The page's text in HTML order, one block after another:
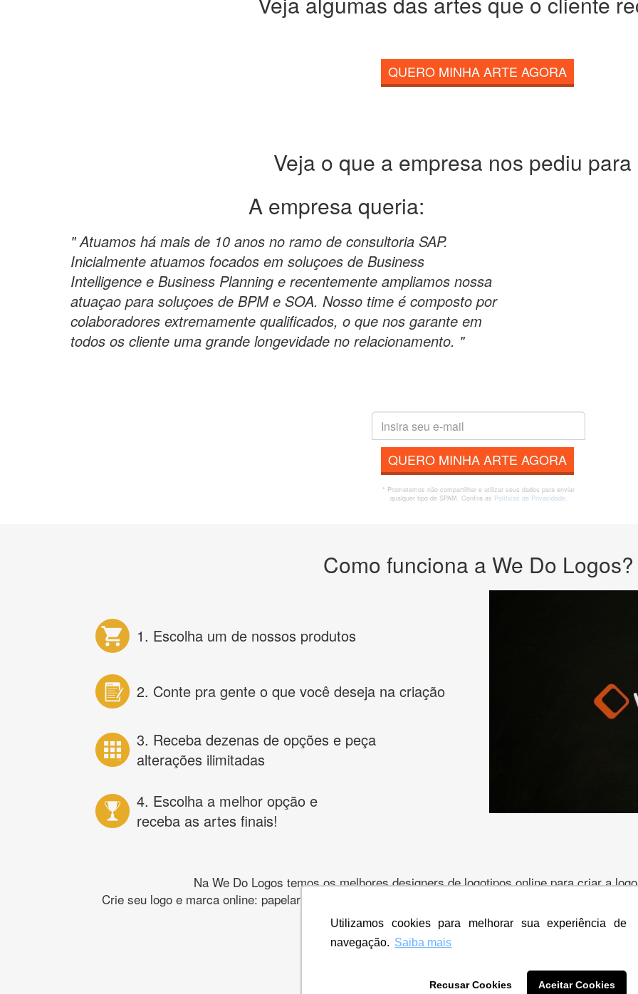
Utilizamos cookies para melhorar sua experiência de
navegação. Saiba mais
Recusar Cookies Aceitar Cookies
QUERO MINHA ARTE AGORA
Veja o que a empresa nos pediu para
A empresa queria:
" Atuamos há mais de 10 anos no ramo de consultoria SAP.
Inicialmente atuamos focados em soluçoes de Business
Intelligence e Business Planning e recentemente ampliamos nossa
atuaçao para soluçoes de BPM e SOA. Nosso time é composto por
colaboradores extremamente qualificados, o que nos garante em
todos os cliente uma grande longevidade no relacionamento. "
QUERO MINHA ARTE AGORA
* Prometemos não compartilhar e utilizar seus dados para enviar
qualquer tipo de SPAM. Confira as Políticas de Privacidade.
Como funciona a We Do Logos?
1. Escolha um de nossos produtos
2. Conte pra gente o que você deseja na criação
3. Receba dezenas de opções e peça
alterações ilimitadas
4. Escolha a melhor opção e
receba as artes finais!
Na We Do Logos temos os melhores designers de logotipos online para criar a
Crie seu logo e marca online: papelaria, banner, cartão de visita, folder, flyer, website e muito
CRIE SUA MARCA